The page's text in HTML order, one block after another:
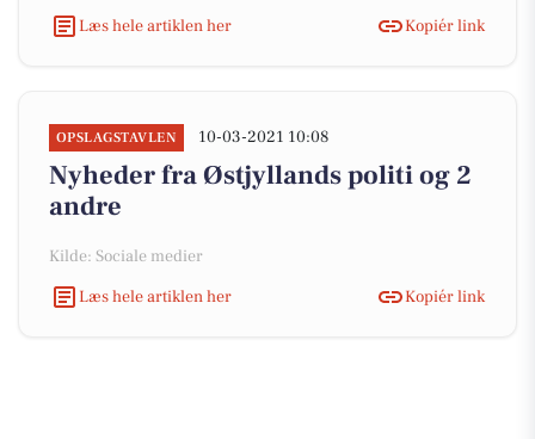
Læs hele artiklen her Kopiér link
OPSLAGSTAVLEN 10-03-2021 10:08
Nyheder fra Østjyllands politi og 2
andre
Kilde: Sociale medier
Læs hele artiklen her
Kopiér link